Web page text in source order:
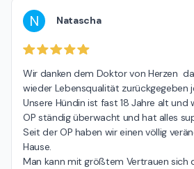
N Natascha
Wir danken dem Doktor von Herzen
wieder Lebensqualität zurückgegeben
Unsere Hündin ist fast 18 Jahre alt und
OP ständig überwacht und hat alles
Seit der OP haben wir einen völlig
Hause.
Man kann mit größtem Vertrauen sich